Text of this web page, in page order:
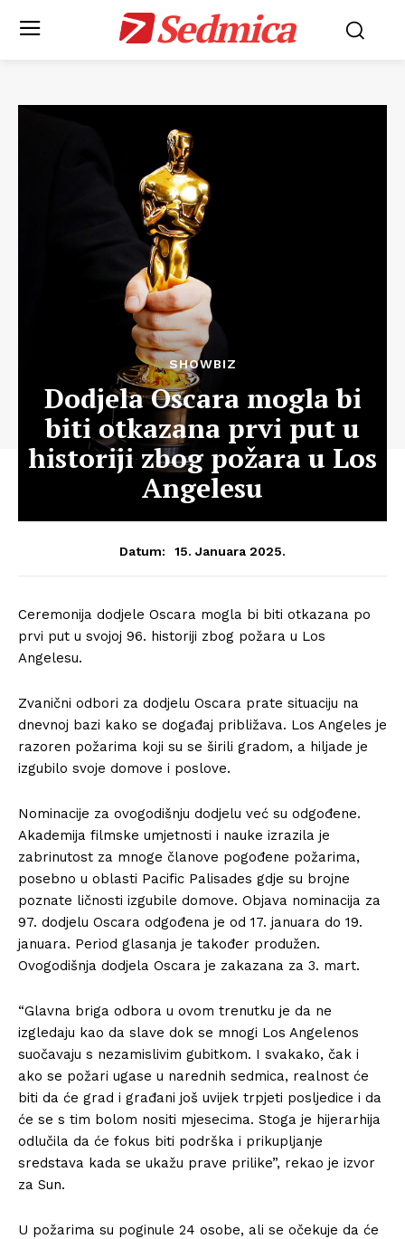
Sedmica
SHOWBIZ
Dodjela Oscara mogla bi
biti otkazana prvi put u
historiji zbog požara u Los
Angelesu
Datum: 15. Januara 2025.
Ceremonija dodjele Oscara mogla bi biti otkazana po
prvi put u svojoj 96. historiji zbog požara u Los
Angelesu.
Zvanični odbori za dodjelu Oscara prate situaciju na
dnevnoj bazi kako se događaj približava. Los Angeles je
razoren požarima koji su se širili gradom, a hiljade je
izgubilo svoje domove i poslove.
Nominacije za ovogodišnju dodjelu već su odgođene.
Akademija filmske umjetnosti i nauke izrazila je
zabrinutost za mnoge članove pogođene požarima,
posebno u oblasti Pacific Palisades gdje su brojne
poznate ličnosti izgubile domove. Objava nominacija za
97. dodjelu Oscara odgođena je od 17. januara do 19.
januara. Period glasanja je također produžen.
Ovogodišnja dodjela Oscara je zakazana za 3. mart.
“Glavna briga odbora u ovom trenutku je da ne
izgledaju kao da slave dok se mnogi Los Angelenos
suočavaju s nezamislivim gubitkom. I svakako, čak i
ako se požari ugase u narednih sedmica, realnost će
biti da će grad i građani još uvijek trpjeti posljedice i da
će se s tim bolom nositi mjesecima. Stoga je hijerarhija
odlučila da će fokus biti podrška i prikupljanje
sredstava kada se ukažu prave prilike”, rekao je izvor
za Sun.
U požarima su poginule 24 osobe, ali se očekuje da će